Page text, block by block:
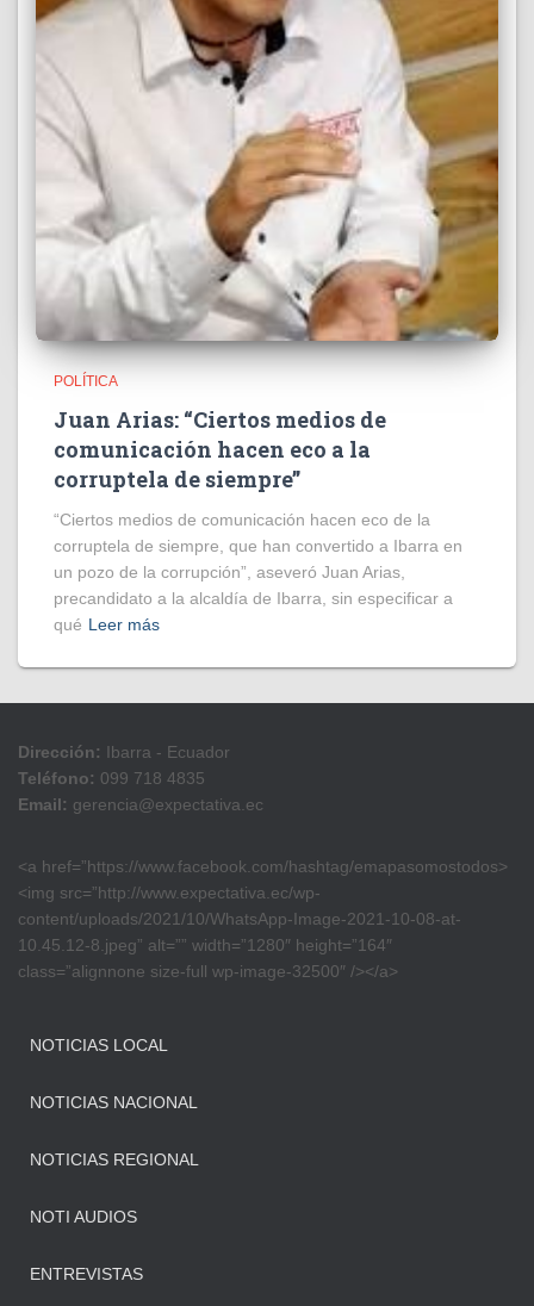
POLÍTICA
Juan Arias: “Ciertos medios de
comunicación hacen eco a la
corruptela de siempre”
“Ciertos medios de comunicación hacen eco de la
corruptela de siempre, que han convertido a Ibarra en
un pozo de la corrupción”, aseveró Juan Arias,
precandidato a la alcaldía de Ibarra, sin especificar a
qué Leer más
Dirección: Ibarra - Ecuador
Teléfono: 099 718 4835
Email: gerencia@expectativa.ec
<a href=”https://www.facebook.com/hashtag/emapasomostodos>
<img src=”http://www.expectativa.ec/wp-
content/uploads/2021/10/WhatsApp-Image-2021-10-08-at-
10.45.12-8.jpeg” alt=”” width=”1280″ height=”164″
class=”alignnone size-full wp-image-32500″ /></a>
NOTICIAS LOCAL
NOTICIAS NACIONAL
NOTICIAS REGIONAL
NOTI AUDIOS
ENTREVISTAS